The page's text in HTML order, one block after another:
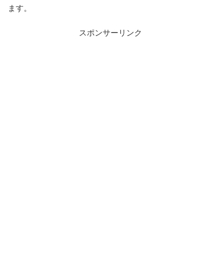
ます。
スポンサーリンク